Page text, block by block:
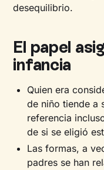
desequilibrio.
El papel
infancia
Quien era
de niño tiende a
referencia
de si se eligió
Las formas, a
padres se han